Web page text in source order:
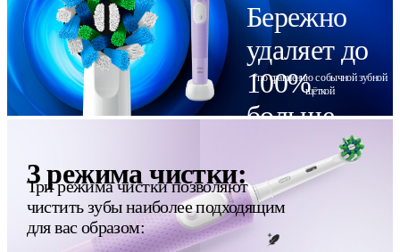
Бережно
удаляет до
100%
больше
*по сравнению с обычной зубной
щёткой
3 режима чистки:
Три режима чистки позволяют
чистить зубы наиболее подходящим
для вас образом: